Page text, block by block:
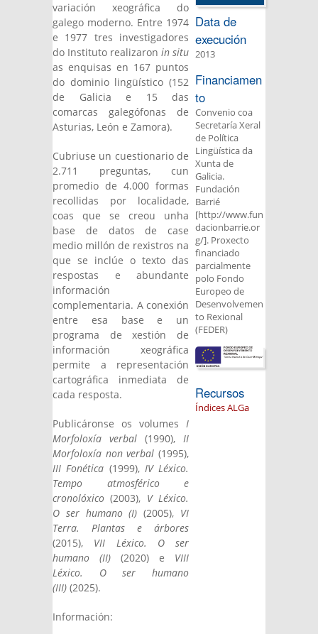
variación xeográfica do
galego moderno. Entre 1974
e 1977 tres investigadores
do Instituto realizaron in situ
as enquisas en 167 puntos
do dominio lingüístico (152
de Galicia e 15 das
comarcas galegófonas de
Asturias, León e Zamora).
Cubriuse un cuestionario de
2.711 preguntas, cun
promedio de 4.000 formas
recollidas por localidade,
coas que se creou unha
base de datos de case
medio millón de rexistros na
que se inclúe o texto das
respostas e abundante
información
complementaria. A conexión
entre esa base e un
programa de xestión de
información xeográfica
permite a representación
cartográfica inmediata de
cada resposta.
Publicáronse os volumes I
Morfoloxía verbal (1990), II
Morfoloxía non verbal (1995),
III Fonética (1999), IV Léxico.
Tempo atmosférico e
cronolóxico (2003), V Léxico.
O ser humano (I)(2005), VI
Terra. Plantas e árbores
(2015), VII Léxico. O ser
humano (II) (2020) e VIII
Léxico. O ser humano
(III) (2025).
Información:
Data de
execución
2013
Financiamen
to
Convenio coa
Secretaría Xeral
de Política
Lingüística da
Xunta de
Galicia.
Fundación
Barrié
[http://www.fun
dacionbarrie.or
g/]. Proxecto
financiado
parcialmente
polo Fondo
Europeo de
Desenvolvemen
to Rexional
(FEDER)
Recursos
Índices ALGa